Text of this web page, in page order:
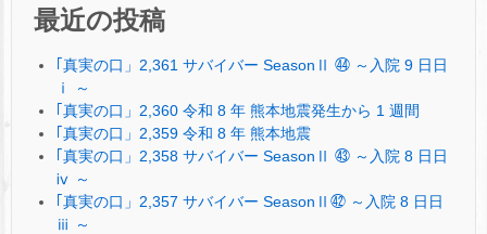
最近の投稿
｢真実の口」2,361 サバイバー SeasonⅡ ㊹ ～入院 9 日日
ⅰ ～
｢真実の口」2,360 令和 8 年 熊本地震発生から 1 週間
｢真実の口」2,359 令和 8 年 熊本地震
｢真実の口」2,358 サバイバー SeasonⅡ ㊸ ～入院 8 日日
ⅳ ～
｢真実の口」2,357 サバイバー SeasonⅡ㊷ ～入院 8 日日
ⅲ ～